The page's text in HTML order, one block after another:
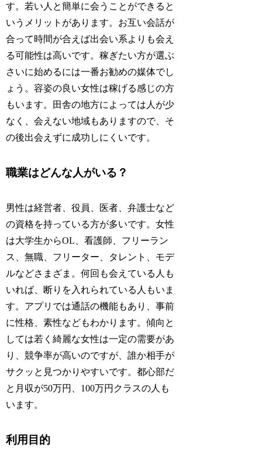
す。若い人と簡単に会うことができると
いうメリットがあります。お互い会話が
合って時間が合えば出会い系よりも会え
る可能性は高いです。稼ぎたい方が選ぶ
さいに始めるには一番お勧めの媒体でし
ょう。容姿の良い女性は稼げる感じの方
もいます。田舎の地方によっては人が少
なく、会えない地域もありますので、そ
の後出会えずに成功しにくいです。
職業はどんな人がいる？
男性は経営者、役員、医者、弁護士など
の資格を持っている方が多いです。女性
は大学生からOL、看護師、フリーラン
ス、無職、フリーター、タレント、モデ
ルなどさまざま。何回も会えている人も
いれば、断りを入れられている人もいま
す。アプリでは通話の機能もあり、事前
に性格、素性などもわかります。傾向と
しては若く綺麗な女性は一定の需要があ
り、競争率が高いのですが、誰か相手が
サクッと見つかりやすいです。都心部だ
と月収が50万円、100万円クラスの人も
います。
利用目的